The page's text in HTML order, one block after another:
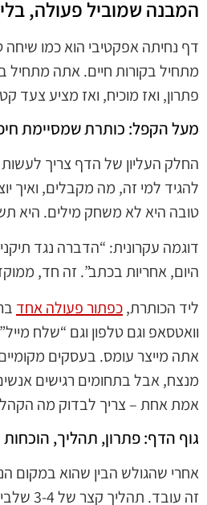
המבנה שמוביל פעולה,
דף נחיתה אפקטיבי הוא כמו
מתחיל בקורות חיים. אתה מתחיל
פתרון, ואז מוכיח, ואז מציע צעד
מעל הקפל: כותרת שמסיימת
החלק העליון של הדף צריך
להגיד למי זה, מה מקבלים, ואיך
טובה היא לא משחק מילים. היא
דוגמה עקרונית: “הדברה נגד
היום, אחריות בכתב”. זה חד,
ליד הכותרת,כפתור פעולה אחד
וואטסאפ וגם טלפון וגם “שלח
אתה מייצר עומס. בעסקים
מנצח, אבל בתחומים רגישים
אמת אחת – צריך לבדוק מה
גוף הדף: פתרון, תהליך, הוכחות
אחרי שהגולש הבין שהוא במקום
זה